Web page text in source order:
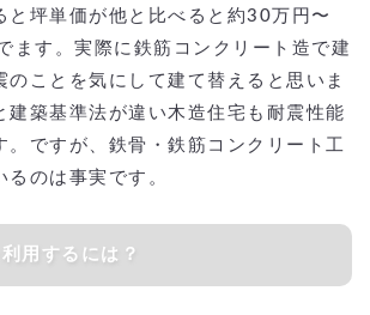
と坪単価が他と比べると約30万円〜
ます。実際に鉄筋コンクリート造で建
のことを気にして建て替えると思いま
建築基準法が違い木造住宅も耐震性能
。ですが、鉄骨・鉄筋コンクリート工
のは事実です。
利用するには？